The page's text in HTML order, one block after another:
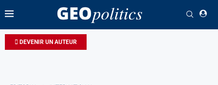
DEVENIR UN AUTEUR